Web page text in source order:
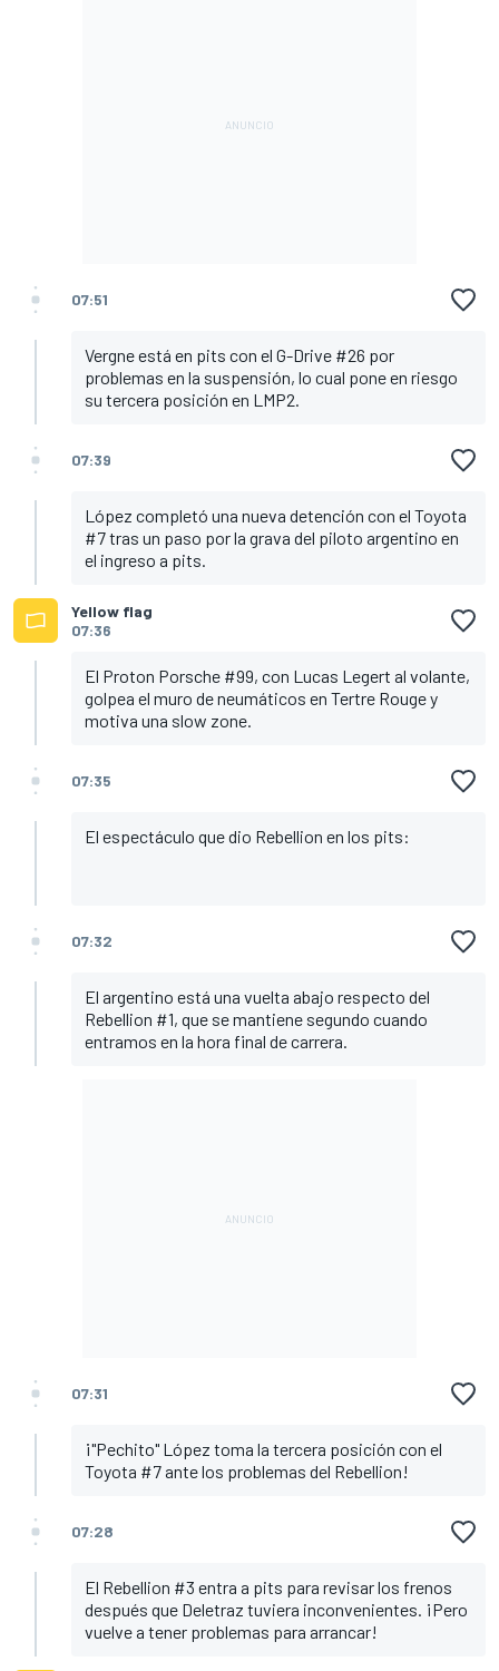
07:51
Vergne está en pits con el G-Drive #26 por
problemas en la suspensión, lo cual pone en riesgo
su tercera posición en LMP2.
07:39
López completó una nueva detención con el Toyota
#7 tras un paso por la grava del piloto argentino en
el ingreso a pits.
Yellow flag
07:36
El Proton Porsche #99, con Lucas Legert al volante,
golpea el muro de neumáticos en Tertre Rouge y
motiva una slow zone.
07:35
El espectáculo que dio Rebellion en los pits:
07:32
El argentino está una vuelta abajo respecto del
Rebellion #1, que se mantiene segundo cuando
entramos en la hora final de carrera.
07:31
¡"Pechito" López toma la tercera posición con el
Toyota #7 ante los problemas del Rebellion!
07:28
El Rebellion #3 entra a pits para revisar los frenos
después que Deletraz tuviera inconvenientes. ¡Pero
vuelve a tener problemas para arrancar!